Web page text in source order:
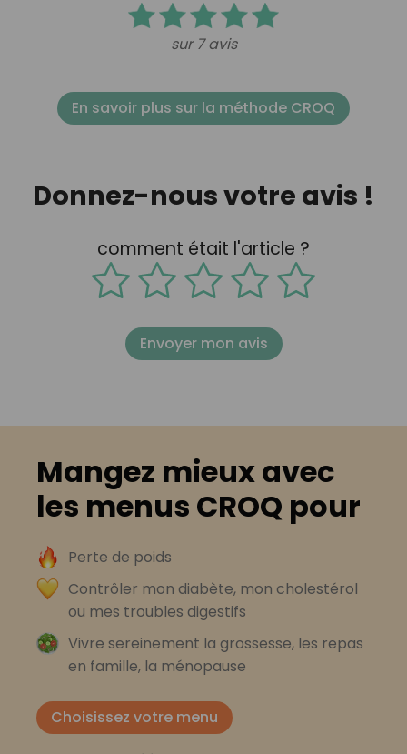
sur 7 avis
En savoir plus sur la méthode CROQ
Donnez-nous votre avis !
comment était l'article ?
Envoyer mon avis
Mangez mieux avec
les menus CROQ pour
Perte de poids
Contrôler mon diabète, mon cholestérol
ou mes troubles digestifs
Vivre sereinement la grossesse, les repas
en famille, la ménopause
Choisissez votre menu